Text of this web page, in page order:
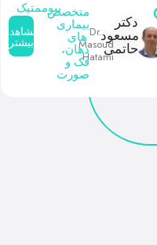
دکتر
مسعود
حاتمی
Dr.
Masoud
Hatami
متخصص
بیماری
های
دهان،
فک و
صورت
بیوممتیک
مشاهده
بیشتر